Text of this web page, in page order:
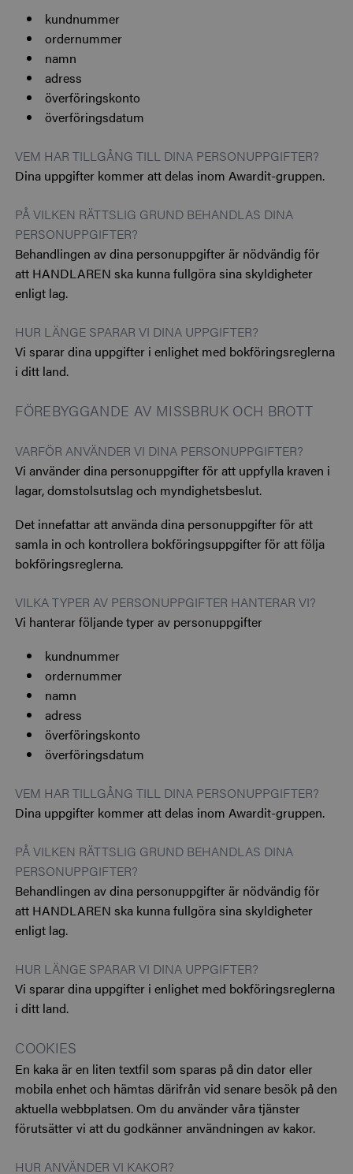
kundnummer
ordernummer
namn
adress
överföringskonto
överföringsdatum
VEM HAR TILLGÅNG TILL DINA PERSONUPPGIFTER?
Dina uppgifter kommer att delas inom Awardit-gruppen.
PÅ VILKEN RÄTTSLIG GRUND BEHANDLAS DINA
PERSONUPPGIFTER?
Behandlingen av dina personuppgifter är nödvändig för
att HANDLAREN ska kunna fullgöra sina skyldigheter
enligt lag.
HUR LÄNGE SPARAR VI DINA UPPGIFTER?
Vi sparar dina uppgifter i enlighet med bokföringsreglerna
i ditt land.
FÖREBYGGANDE AV MISSBRUK OCH BROTT
VARFÖR ANVÄNDER VI DINA PERSONUPPGIFTER?
Vi använder dina personuppgifter för att uppfylla kraven i
lagar, domstolsutslag och myndighetsbeslut.
Det innefattar att använda dina personuppgifter för att
samla in och kontrollera bokföringsuppgifter för att följa
bokföringsreglerna.
VILKA TYPER AV PERSONUPPGIFTER HANTERAR VI?
Vi hanterar följande typer av personuppgifter
kundnummer
ordernummer
namn
adress
överföringskonto
överföringsdatum
VEM HAR TILLGÅNG TILL DINA PERSONUPPGIFTER?
Dina uppgifter kommer att delas inom Awardit-gruppen.
PÅ VILKEN RÄTTSLIG GRUND BEHANDLAS DINA
PERSONUPPGIFTER?
Behandlingen av dina personuppgifter är nödvändig för
att HANDLAREN ska kunna fullgöra sina skyldigheter
enligt lag.
HUR LÄNGE SPARAR VI DINA UPPGIFTER?
Vi sparar dina uppgifter i enlighet med bokföringsreglerna
i ditt land.
COOKIES
En kaka är en liten textfil som sparas på din dator eller
mobila enhet och hämtas därifrån vid senare besök på den
aktuella webbplatsen. Om du använder våra tjänster
förutsätter vi att du godkänner användningen av kakor.
HUR ANVÄNDER VI KAKOR?